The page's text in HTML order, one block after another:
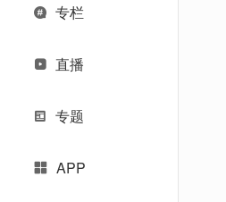
专栏
直播
专题
APP